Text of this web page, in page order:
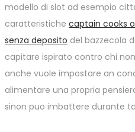
modello di slot ad esempio
caratteristiche captain cooks
senza deposito del bazzecola
capitare ispirato contro chi
anche vuole impostare an
alimentare una propria
sinon puo imbattere durante